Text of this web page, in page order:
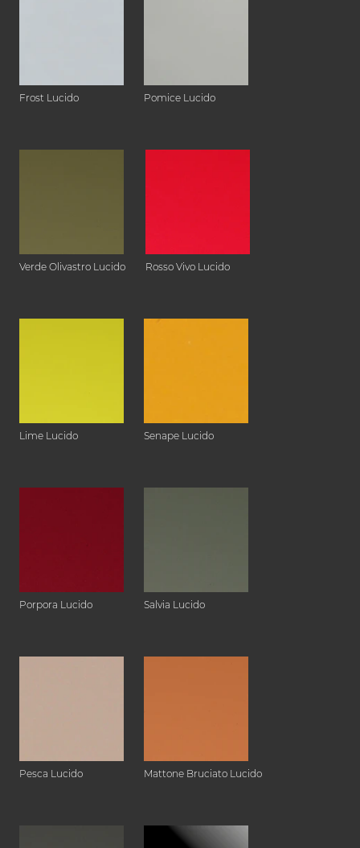
Frost Lucido Pomice Lucido
Verde Olivastro Lucido Rosso Vivo Lucido
Lime Lucido Senape Lucido
Porpora Lucido Salvia Lucido
Pesca Lucido Mattone Bruciato Lucido